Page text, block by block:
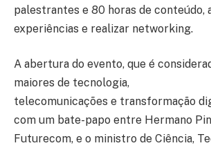
palestrantes e 80 horas de conteúdo,
experiências e realizar networking.
A abertura do evento, que é
maiores de tecnologia,
telecomunicações e transformação
com um bate-papo entre Hermano
Futurecom, e o ministro de Ciência,